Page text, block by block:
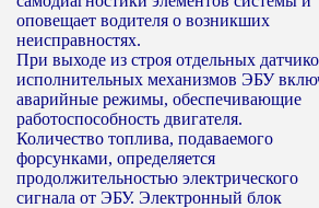
оповещает водителя о возникших
неисправностях.
При выходе из строя отдельных
исполнительных механизмов ЭБУ
аварийные режимы, обеспечивающие
работоспособность двигателя.
Количество топлива, подаваемого
форсунками, определяется
продолжительностью электрического
сигнала от ЭБУ. Электронный блок